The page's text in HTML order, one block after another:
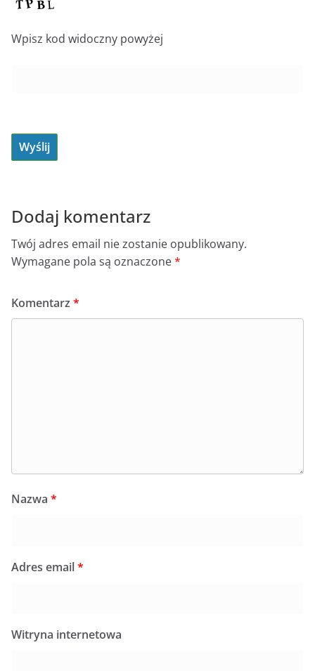
Wpisz kod widoczny powyżej
Dodaj komentarz
Twój adres email nie zostanie opublikowany.
Wymagane pola są oznaczone*
Komentarz *
Nazwa *
Adres email*
Witryna internetowa